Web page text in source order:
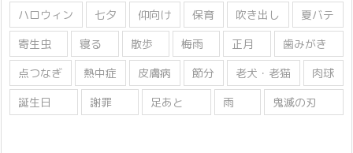
ハロウィン
七夕 仰向け 保育 吹き出し
夏バテ
寄生虫
寝る 散歩 梅雨 正月
歯みがき
点つなぎ
熱中症 皮膚病 節分 老犬・老猫
肉球
誕生日
謝罪 足あと 雨 鬼滅の刃